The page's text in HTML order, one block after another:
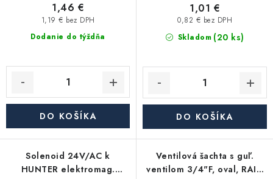
Dodanie do týždňa
1,19 € bez DPH
1,46 €
DO KOŠÍKA
Skladom (20 ks)
0,82 € bez DPH
1,01 €
DO KOŠÍKA
Solenoid 24V/AC k
HUNTER elektromag.
Ventilová šachta s guľ.
ventilom 3/4"F, oval, RAIN